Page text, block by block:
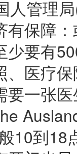
管理
有保障
少要有
、医疗
要一张
10到18